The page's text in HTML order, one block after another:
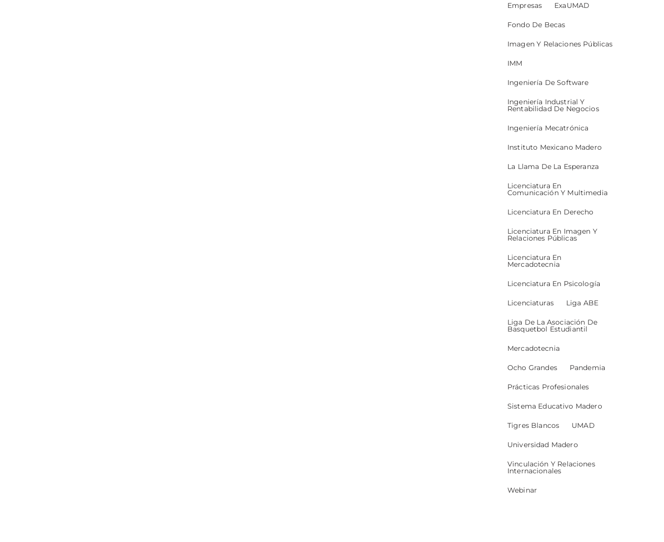
Empresas ExaUMAD
Fondo De Becas
Imagen Y Relaciones Públicas
IMM
Ingeniería De Software
Ingeniería Industrial Y
Rentabilidad De Negocios
Ingeniería Mecatrónica
Instituto Mexicano Madero
La Llama De La Esperanza
Licenciatura En
Comunicación Y Multimedia
Licenciatura En Derecho
Licenciatura En Imagen Y
Relaciones Públicas
Licenciatura En
Mercadotecnia
Licenciatura En Psicología
Licenciaturas Liga ABE
Liga De La Asociación De
Basquetbol Estudiantil
Mercadotecnia
Ocho Grandes Pandemia
Prácticas Profesionales
Sistema Educativo Madero
Tigres Blancos UMAD
Universidad Madero
Vinculación Y Relaciones
Internacionales
Webinar